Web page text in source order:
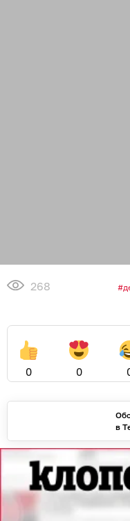
летия
устраивает
239
КАЛИНИНГРАД
Разыгрывается
рублей, несколько
другие приятные